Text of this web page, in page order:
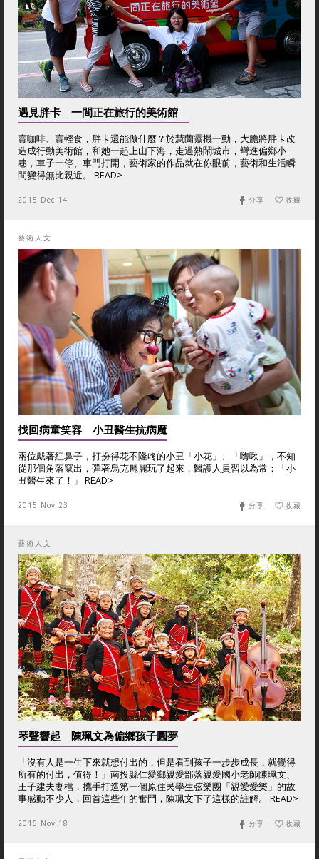
遇見胖卡 一間正在旅行的美術館
賣咖啡、賣輕食，胖卡還能做什麼？於慧蘭靈機一動，大膽將胖卡改
造成行動美術館，和她一起上山下海，走過熱鬧城市，彎進偏鄉小
巷，車子一停、車門打開，藝術家的作品就在你眼前，藝術和生活瞬
間變得無比親近。 READ>
2015 Dec 14 收藏
分享
藝術人文
找回病童笑容 小丑醫生抗病魔
兩位戴著紅鼻子，打扮得花不隆咚的小丑「小花」、「嗨啾」，不知
從那個角落竄出，彈著烏克麗麗玩了起來，醫護人員習以為常：「小
丑醫生來了！」 READ>
2015 Nov 23 收藏
分享
藝術人文
琴聲響起 陳珮文為偏鄉孩子圓夢
「沒有人是一生下來就想付出的，但是看到孩子一步步成長，就覺得
所有的付出，值得！」南投縣仁愛鄉親愛部落親愛國小老師陳珮文、
王子建夫妻檔，攜手打造第一個原住民學生弦樂團「親愛愛樂」的故
事感動不少人，回首這些年的奮鬥，陳珮文下了這樣的註解。 READ>
2015 Nov 18 收藏
分享